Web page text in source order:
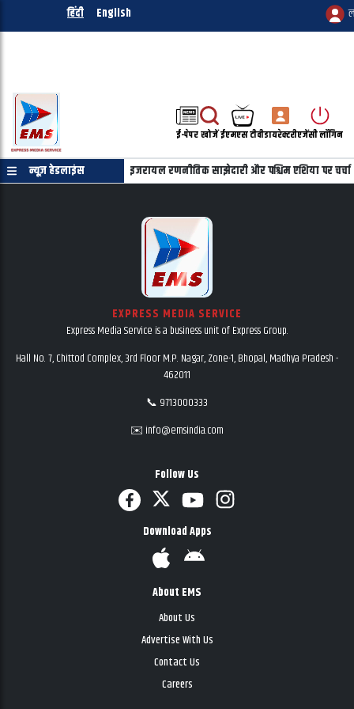
हिंदी English
ई-पेपरखोजेंईएमएस टीवीडायरेक्टरीएजेंसी लॉगिन
न्यूज़ हेडलाइंस
की फोन पर बातचीत, भारत-इजरायल रणनीतिक साझेदारी और पश्चिम एशिया पर चर्चा
EXPRESS MEDIA SERVICE
Express Media Service is a business unit of Express Group.
Hall No. 7, Chittod Complex, 3rd Floor M.P. Nagar, Zone-1, Bhopal, Madhya Pradesh -
462011
📞 9713000333
✉️ info@emsindia.com
Follow Us
Download Apps
About EMS
About Us
Advertise With Us
Contact Us
Careers